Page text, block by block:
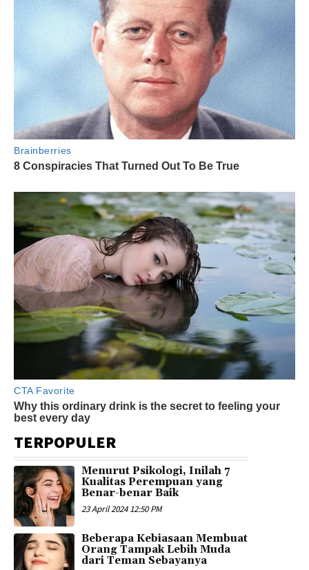
TERPOPULER
Menurut Psikologi, Inilah 7
Kualitas Perempuan yang
Benar-benar Baik
23 April 2024 12:50 PM
Beberapa Kebiasaan Membuat
Orang Tampak Lebih Muda
dari Teman Sebayanya